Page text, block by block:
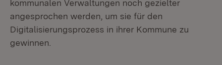
kommunalen Verwaltungen noch gezielter
angesprochen werden, um sie für den
Digitalisierungsprozess in ihrer Kommune zu
gewinnen.